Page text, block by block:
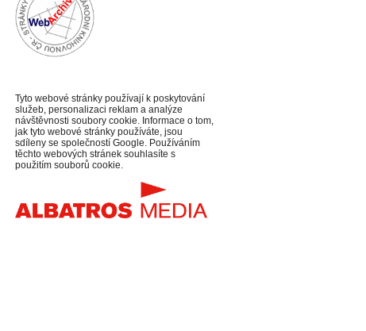
Tyto webové stránky používají k poskytování
služeb, personalizaci reklam a analýze
návštěvnosti soubory cookie. Informace o tom,
jak tyto webové stránky používáte, jsou
sdíleny se společností Google. Používáním
těchto webových stránek souhlasíte s
použitím souborů cookie.